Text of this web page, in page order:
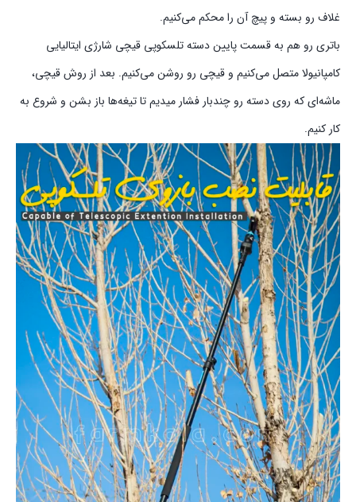
غلاف رو بسته و پیچ آن را محکم می‌کنیم.
باتری رو هم به قسمت پایین دسته تلسکوپی قیچی شارژی ایتالیایی
کامپانیولا متصل می‌کنیم و قیچی رو روشن می‌کنیم. بعد از روش قیچی،
ماشه‌ای که روی دسته رو چندبار فشار میدیم تا تیغه‌ها باز بشن و شروع به
کار کنیم.